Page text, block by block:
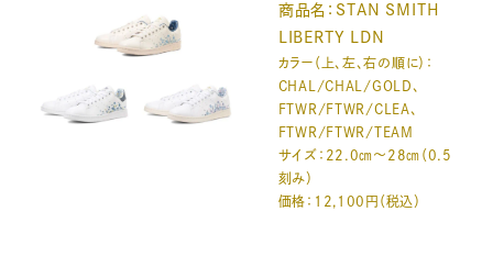
商品名：STAN SMITH
LIBERTY LDN
カラー（上、左、右の順に）：
CHAL/CHAL/GOLD、
FTWR/FTWR/CLEA、
FTWR/FTWR/TEAM
サイズ：22.0㎝～28㎝（0.5
刻み）
価格：12,100円（税込）